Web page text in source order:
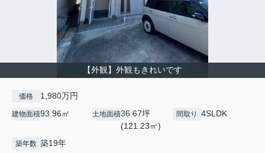
【外観】外観もきれいです
価格 1,980万円
建物面積93.96㎡ 土地面積36.67坪
(121.23㎡)
間取り 4SLDK
築年数 築19年